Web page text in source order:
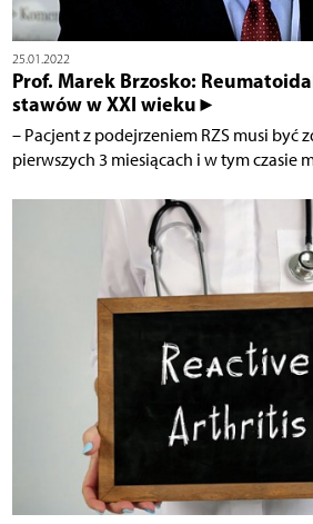
25.01.2022
Prof. Marek Brzosko:
stawów w XXI wieku►
– Pacjent z podejrzeniem RZS musi być
pierwszych 3 miesiącach i w tym czasie